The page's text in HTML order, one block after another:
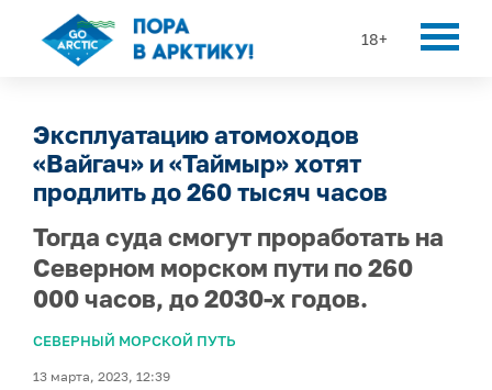
18+
Эксплуатацию атомоходов
«Вайгач» и «Таймыр» хотят
продлить до 260 тысяч часов
Тогда суда смогут проработать на
Северном морском пути по 260
000 часов, до 2030-х годов.
СЕВЕРНЫЙ МОРСКОЙ ПУТЬ
13 марта, 2023, 12:39